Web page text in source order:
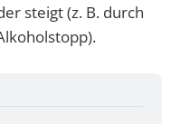
steigt (z. B. durch